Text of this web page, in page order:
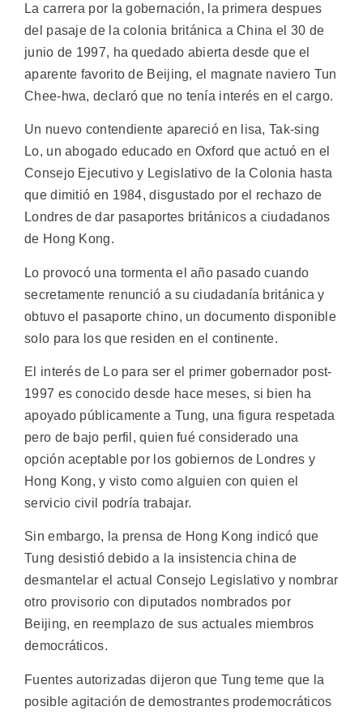
La carrera por la gobernación, la primera despues
del pasaje de la colonia británica a China el 30 de
junio de 1997, ha quedado abierta desde que el
aparente favorito de Beijing, el magnate naviero Tun
Chee-hwa, declaró que no tenía interés en el cargo.
Un nuevo contendiente apareció en lisa, Tak-sing
Lo, un abogado educado en Oxford que actuó en el
Consejo Ejecutivo y Legislativo de la Colonia hasta
que dimitió en 1984, disgustado por el rechazo de
Londres de dar pasaportes británicos a ciudadanos
de Hong Kong.
Lo provocó una tormenta el año pasado cuando
secretamente renunció a su ciudadanía británica y
obtuvo el pasaporte chino, un documento disponible
solo para los que residen en el continente.
El interés de Lo para ser el primer gobernador post-
1997 es conocido desde hace meses, si bien ha
apoyado públicamente a Tung, una figura respetada
pero de bajo perfil, quien fué considerado una
opción aceptable por los gobiernos de Londres y
Hong Kong, y visto como alguien con quien el
servicio civil podría trabajar.
Sin embargo, la prensa de Hong Kong indicó que
Tung desistió debido a la insistencia china de
desmantelar el actual Consejo Legislativo y nombrar
otro provisorio con diputados nombrados por
Beijing, en reemplazo de sus actuales miembros
democráticos.
Fuentes autorizadas dijeron que Tung teme que la
posible agitación de demostrantes prodemocráticos